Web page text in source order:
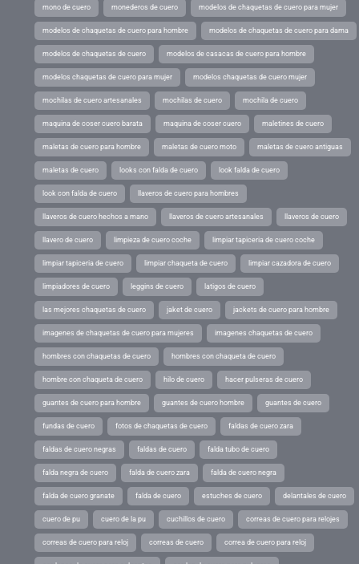
mono de cuero monederos de cuero modelos de chaquetas de cuero para mujer
modelos de chaquetas de cuero para hombre modelos de chaquetas de cuero para dama
modelos de chaquetas de cuero modelos de casacas de cuero para hombre
modelos chaquetas de cuero para mujer modelos chaquetas de cuero mujer
mochilas de cuero artesanales mochilas de cuero mochila de cuero
maquina de coser cuero barata maquina de coser cuero maletines de cuero
maletas de cuero para hombre maletas de cuero moto maletas de cuero antiguas
maletas de cuero looks con falda de cuero look falda de cuero
look con falda de cuero llaveros de cuero para hombres
llaveros de cuero hechos a mano llaveros de cuero artesanales llaveros de cuero
llavero de cuero limpieza de cuero coche limpiar tapiceria de cuero coche
limpiar tapiceria de cuero limpiar chaqueta de cuero limpiar cazadora de cuero
limpiadores de cuero leggins de cuero latigos de cuero
las mejores chaquetas de cuero jaket de cuero jackets de cuero para hombre
imagenes de chaquetas de cuero para mujeres imagenes chaquetas de cuero
hombres con chaquetas de cuero hombres con chaqueta de cuero
hombre con chaqueta de cuero hilo de cuero hacer pulseras de cuero
guantes de cuero para hombre guantes de cuero hombre guantes de cuero
fundas de cuero fotos de chaquetas de cuero faldas de cuero zara
faldas de cuero negras faldas de cuero falda tubo de cuero
falda negra de cuero falda de cuero zara falda de cuero negra
falda de cuero granate falda de cuero estuches de cuero delantales de cuero
cuero de pu cuero de la pu cuchillos de cuero correas de cuero para relojes
correas de cuero para reloj correas de cuero correa de cuero para reloj